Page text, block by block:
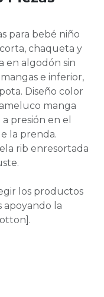
para bebé niño
chaqueta y
en algodón sin
e inferior,
Diseño color
manga
presión en el
la prenda.
rib enresortada
los productos
apoyando la